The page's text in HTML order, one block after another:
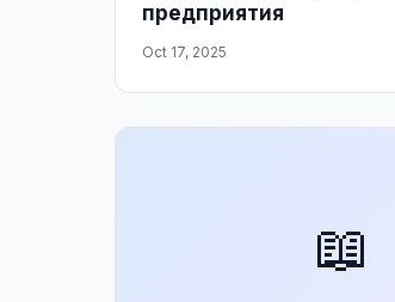
предприятия
Oct 17, 2025
📖